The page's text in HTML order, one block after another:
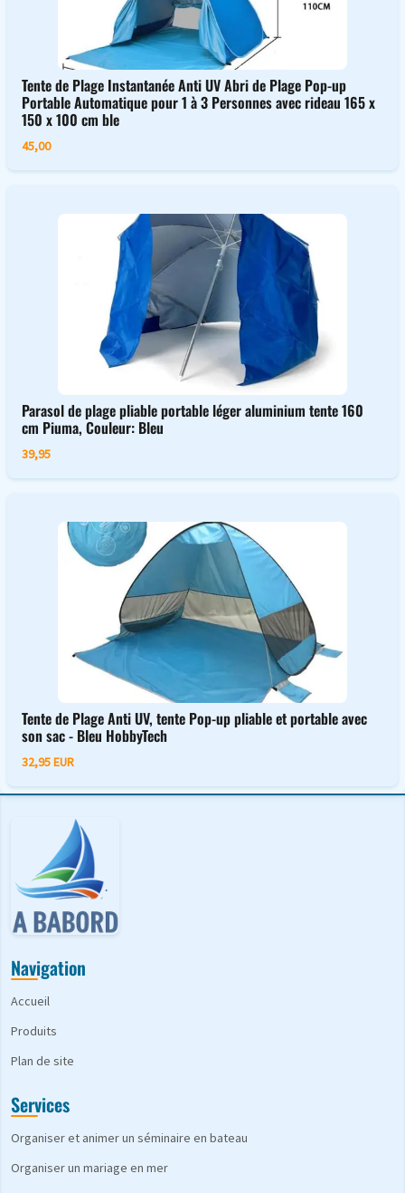
Tente de Plage Instantanée Anti UV Abri de Plage Pop-up
Portable Automatique pour 1 à 3 Personnes avec rideau 165 x
150 x 100 cm ble
45,00
Parasol de plage pliable portable léger aluminium tente 160
cm Piuma, Couleur: Bleu
39,95
Tente de Plage Anti UV, tente Pop-up pliable et portable avec
son sac - Bleu HobbyTech
32,95 EUR
Navigation
Accueil
Produits
Plan de site
Services
Organiser et animer un séminaire en bateau
Organiser un mariage en mer